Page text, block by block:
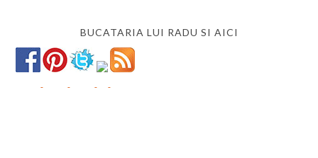
BUCATARIA LUI RADU SI AICI